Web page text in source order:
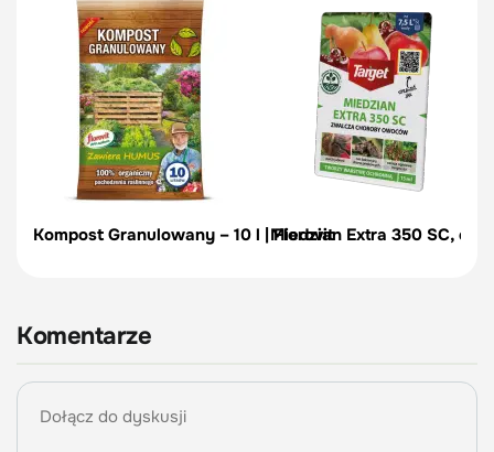
Kompost Granulowany – 10 l | FlorovitMiedzian Extra 350 SC,
Komentarze